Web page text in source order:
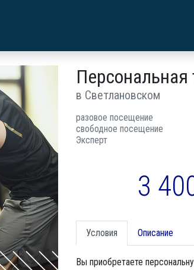
Персональная
в Светлановском
разовое посещение
свободное посещение
Эксперт
3
Условия Описание
Вы приобретаете